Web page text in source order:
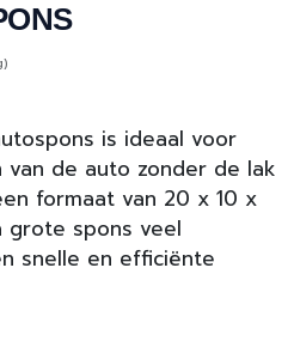
is ideaal voor
van de auto zonder de lak
formaat van 20 x 10 x
spons veel
snelle en efficiënte